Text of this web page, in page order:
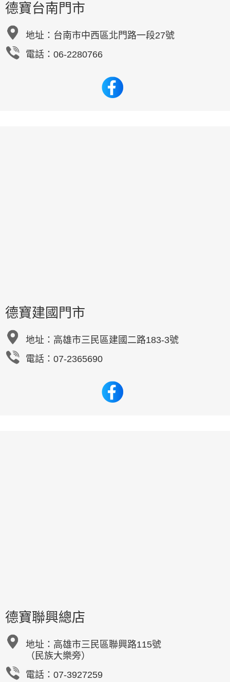
德寶台南門市
地址： 台南市中西區北門路一段27號
電話：06-2280766
德寶建國門市
地址： 高雄市三民區建國二路183-3號
電話：07-2365690
德寶聯興總店
地址： 高雄市三民區聯興路115號
（民族大樂旁）
電話：07-3927259